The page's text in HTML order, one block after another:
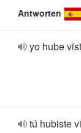
Antworten
yo hube
tú hubiste